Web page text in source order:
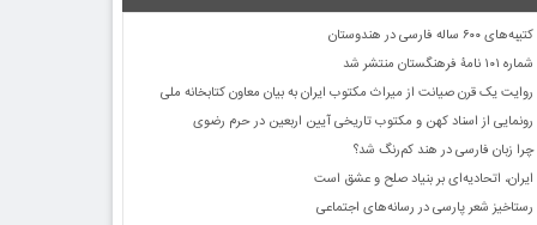
کتیبه‌های ۶۰۰ ساله فارسی در هندوستان
شماره ۱۰۱ نامۀ فرهنگستان منتشر شد
روایت یک قرن صیانت از میراث مکتوب ایران به بیان معاون کتابخانه ملی
رونمایی از اسناد کهن و مکتوب تاریخی آیین اربعین در حرم رضوی
چرا زبان فارسی در هند کم‌رنگ شد؟
ایران، اتحادیه‌ای بر بنیاد صلح و عشق است
رستاخیز شعر پارسی در رسانه‌های اجتماعی